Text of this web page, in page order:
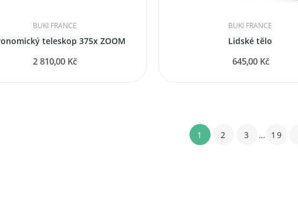
BUKI FRANCE
teleskop 375x ZOOM
2 810,00 Kč
BUKI FRANCE
Lidské tělo
645,00 Kč
1 2 3 … 19